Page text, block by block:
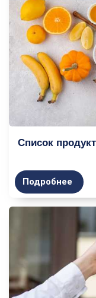
Список
Подробнее